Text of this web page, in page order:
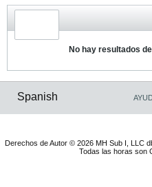
No hay resultados
Spanish
Derechos de Autor © 2026 MH Sub I, LLC
Todas las horas son